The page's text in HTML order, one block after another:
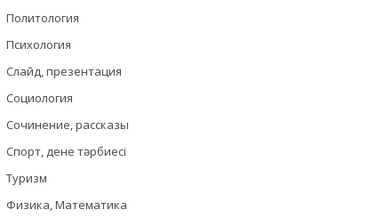
Политология
Психология
Слайд, презентация
Социология
Сочинение, рассказы
Спорт, дене тәрбиесі
Туризм
Физика, Математика